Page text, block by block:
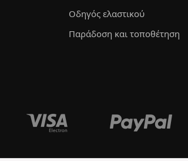
Οδηγός ελαστικού
Παράδοση και τοποθέτηση